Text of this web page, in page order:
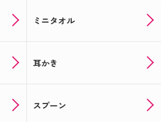
ミニタオル
耳かき
スプーン